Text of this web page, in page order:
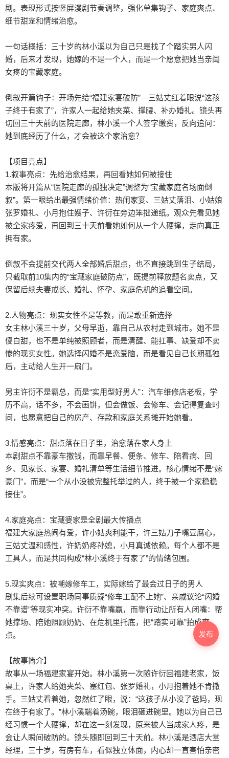
发布
剧。表现形式按竖屏漫剧节奏调整，强化单集钩子、家庭爽点、
细节甜宠和情绪治愈。
一句话概括：三十岁的林小溪以为自己只是找了个踏实男人闪
婚，后来才发现，她嫁的不是一个人，而是一个愿意把她当亲闺
女疼的宝藏家庭。
倒叙开篇钩子：开场先给“福建家宴破防”—三姑丈红着眼说“这孩
子终于有家了”，许家人一起给她夹菜、撑腰、补办婚礼。镜头再
切回三十天前的医院走廊，林小溪一个人签字缴费，反向追问：
她到底经历了什么，才会被这个家治愈？
【项目亮点】
1.叙事亮点：先给治愈结果，再回看她如何被接住
本版将开篇从“医院走廊的孤独决定”调整为“宝藏家庭名场面倒
叙”。第一眼给出最强情绪价值：热闹家宴、三姑丈落泪、小姑娘
张罗婚礼、小月抱住嫂子、许衍在旁边笨拙递纸。观众先看见她
被全家疼爱，再回到三十天前看她如何从一个人硬撑，走向真正
拥有家。
倒叙不会提前交代两人全部婚后甜点，也不直接跳到生子结局，
只截取前10集内的“宝藏家庭破防点”，既提前释放题名卖点，又
保留后续夫妻戒长、婚礼、怀孕、家庭危机的追看空间。
2.人物亮点：现实女性不是等教，而是敢重新选择
女主林小溪三十岁，父母早逝，靠自己从农村走到城市。她不是
傻白甜，也不是单纯被照顾者，而是清醒、能扛事、缺爱却不卖
惨的现实女性。她选择闪婚不是恋爱脑，而是看见自己长期孤独
后，主动给人生开一扇门。
男主许衍不是霸总，而是“实用型好男人”：汽车维修店老板，学
历不高，话不多，不会画饼，但会做饭、会修车、会记得复查时
间，也愿意把自己的房产、存款和家庭关系摊开始她看。
3.情感亮点：甜点落在日子里，治愈落在家人身上
本剧甜点不靠豪车撒钱，而靠早餐、便条、修车、陪看病、回
乡、见家长、家宴、婚礼清单等生活细节推进。核心情绪不是“嫁
豪门”，而是“一个从小没被完整托举过的人，终于被一个家稳稳
接住”。
4.家庭亮点：宝藏婆家是全剧最大传播点
福建大家庭热闹有爱，许小姑爽利能干，许三姑刀子嘴豆腐心，
三姑丈温和感性，许奶奶疼孙媳，小月真诚依赖。每个人都不是
工具人，而是共同构成“林小溪终于有家了”的情绪包围。
5.现实爽点：被嘲嫁修车工，实际嫁给了最会过日子的男人
剧集后续可设置职场同事质疑“修车工配不上她”、亲戚议论“闪婚
不靠谱”等现实冲突。许衍不靠嘴赢，而靠行动让所有人闭嘴：帮
她撑场、陪她照顾奶奶、在危机里托底，把“踏实可靠”拍成爽
点。
【故事简介】
故事从一场福建家宴开始。林小溪第一次随许衍回福建老家，饭
桌上，许家人给她夹菜、塞红包、张罗婚礼，小月抱着她不肯撒
手。三姑丈看着她，忽然红了眼，说：“这孩子从小没了爸妈，现
在终于有家了。”林小溪端着汤碗，眼泪砸进碗里。她以为自己已
经习惯一个人硬撑，却在这一刻发现，原来被人当成家人疼，是
会让人瞬间破防的。镜头随即回到三十天前。林小溪是酒店大堂
经理，三十岁，有房有车，看似独立体面，内心却一直害怕亲密